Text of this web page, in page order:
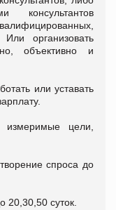
консультантов
организовать
объективно и
или уставать
измеримые цели,
спроса до
20,30,50 суток.